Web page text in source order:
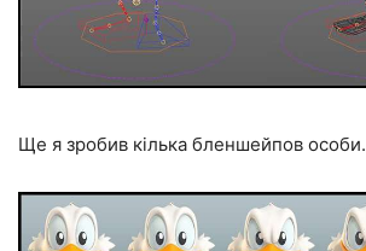
Ще я зробив кілька бленшейпов особи.